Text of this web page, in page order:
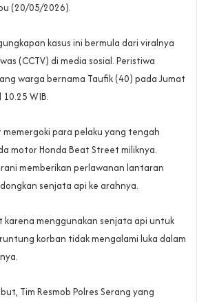
(20/05/2026).
kasus ini bermula dari viralnya
(CCTV) di media sosial. Peristiwa
warga bernama Taufik (40) pada Jumat
WIB.
para pelaku yang tengah
motor Honda Beat Street miliknya.
memberikan perlawanan lantaran
senjata api ke arahnya.
karena menggunakan senjata api untuk
korban tidak mengalami luka dalam
Tim Resmob Polres Serang yang